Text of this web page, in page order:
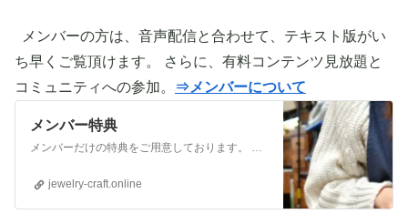
メンバーの方は、音声配信と合わせて、テキスト版がい
ち早くご覧頂けます。 さらに、有料コンテンツ見放題と
コミュニティへの参加。
⇒メンバーについて
メンバー特典
メンバーだけの特典をご用意しております。 ぜひご活用頂き、ご自身の活動に役立てて下さい。 ⇒メンバーについて詳しく見てみる メンバーになる （） ①有料コンテンツが見放題！ ジュエリー制作に関する情報やビジネス情報やブランディングに関する情
jewelry-craft.online